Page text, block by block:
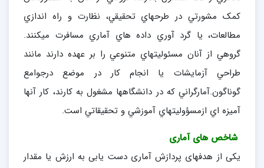
کمک مشورتي در طرحهاي تحقيقي، نظارت و راه اندازي
مطالعات، يا گرد آوري داده هاي آماري مسافرت ميکنند.
گروهي از آنان مسئوليتهاي متنوعي را بر عهده دارند مانند
طراحي آزمايشات يا انجام کار در موضع درجوامع
گوناگون.آمارگراني که در دانشگاهها مشغول به کارند، کار آنها
آميزه اي ازمسؤوليتهاي آموزشي و تحقيقاتي است.
شاخص های آماری
یکی از هدفهای پردازش آماری دست یابی به ارزش یا مقدار